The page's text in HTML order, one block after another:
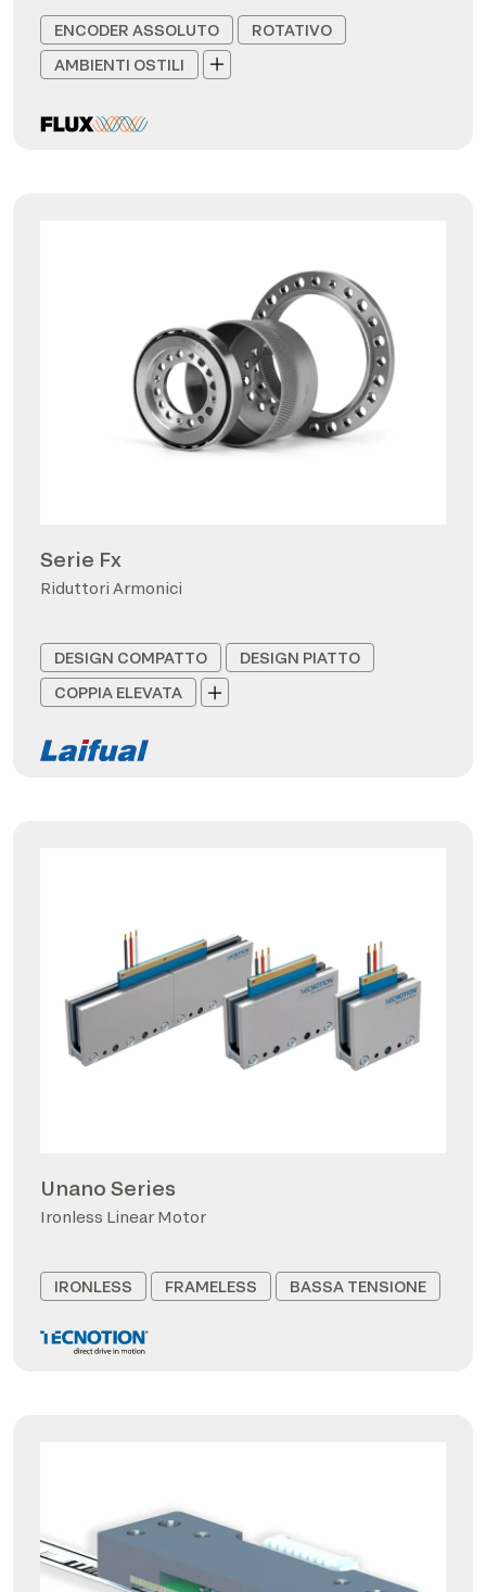
ENCODER ASSOLUTO
ROTATIVO
AMBIENTI OSTILI
Serie Fx
Riduttori Armonici
DESIGN COMPATTO
DESIGN PIATTO
COPPIA ELEVATA
Unano Series
Ironless Linear Motor
IRONLESS FRAMELESS BASSA TENSIONE